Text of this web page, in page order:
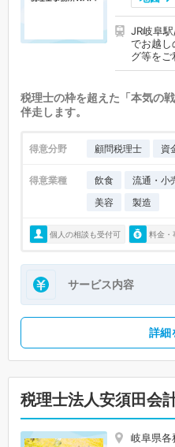
JR岐阜
でお越し
グ等を
税理士の枠を超えた「本気の
伴走します。
得意分野 顧問税理士 資
得意業種 飲食 流通・小
美容
製造
個人の相談も受付可 料金・
サービス内容
詳細
税理士法人安須田会
岐阜県各